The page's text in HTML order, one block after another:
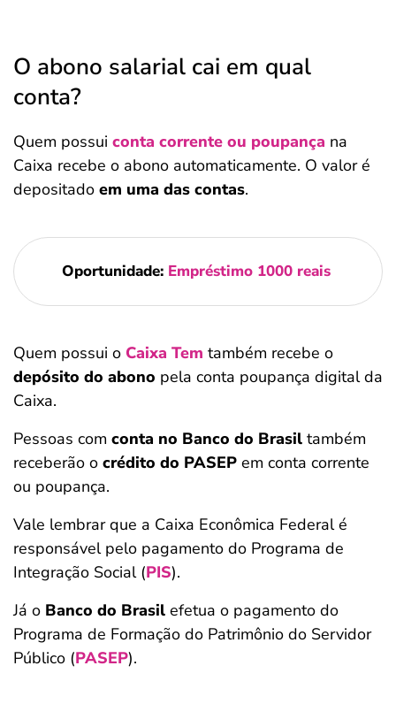
O abono salarial cai em qual
conta?
Quem possui conta corrente ou poupança na
Caixa recebe o abono automaticamente. O valor é
depositado em uma das contas.
Oportunidade: Empréstimo 1000 reais
Quem possui o Caixa Tem também recebe o
depósito do abono pela conta poupança digital da
Caixa.
Pessoas com conta no Banco do Brasil também
receberão o crédito do PASEP em conta corrente
ou poupança.
Vale lembrar que a Caixa Econômica Federal é
responsável pelo pagamento do Programa de
Integração Social (PIS).
Já o Banco do Brasil efetua o pagamento do
Programa de Formação do Patrimônio do Servidor
Público (PASEP).